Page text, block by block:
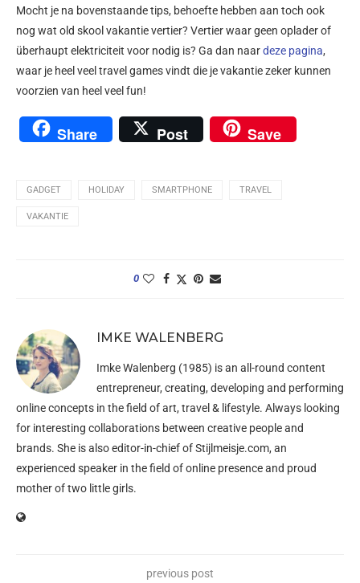
Mocht je na bovenstaande tips, behoefte hebben aan toch ook
nog wat old skool vakantie vertier? Vertier waar geen oplader of
überhaupt elektriciteit voor nodig is? Ga dan naardeze pagina,
waar je heel veel travel games vindt die je vakantie zeker kunnen
voorzien van heel veel fun!
Share Post Save
GADGET HOLIDAY SMARTPHONE TRAVEL
VAKANTIE
0
IMKE WALENBERG
Imke Walenberg (1985) is an all-round content
entrepreneur, creating, developing and performing
online concepts in the field of art, travel & lifestyle. Always looking
for interesting collaborations between creative people and
brands. She is also editor-in-chief ofStijlmeisje.com, an
experienced speaker in the field of online presence and proud
mother of two little girls.
previous post